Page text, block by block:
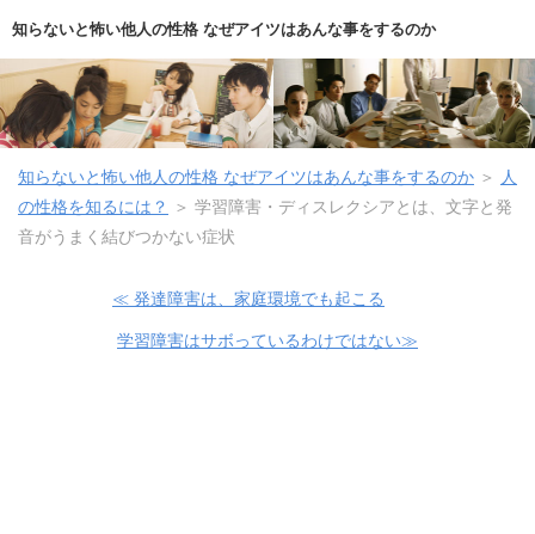
知らないと怖い他人の性格 なぜアイツはあんな事をするのか
知らないと怖い他人の性格 なぜアイツはあんな事をするのか ＞
人
の性格を知るには？
＞ 学習障害・ディスレクシアとは、文字と発
音がうまく結びつかない症状
≪ 発達障害は、家庭環境でも起こる
学習障害はサボっているわけではない≫